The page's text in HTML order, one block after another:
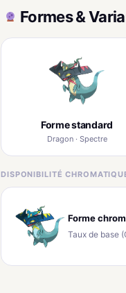
Formes &
Forme standard
Dragon · Spectre
DISPONIBILITÉ
Forme
Taux de base